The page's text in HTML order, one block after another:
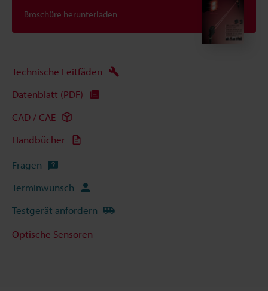
Broschüre herunterladen
Technische Leitfäden
Datenblatt (PDF)
CAD / CAE
Handbücher
Fragen
Terminwunsch
Testgerät anfordern
Optische Sensoren